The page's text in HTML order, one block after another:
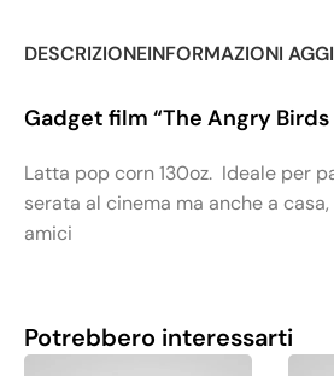
DESCRIZIONEINFORMAZIONI
Gadget film “The Angry Birds
Latta pop corn 130oz. Ideale per
serata al cinema ma anche a
amici
Potrebbero interessarti